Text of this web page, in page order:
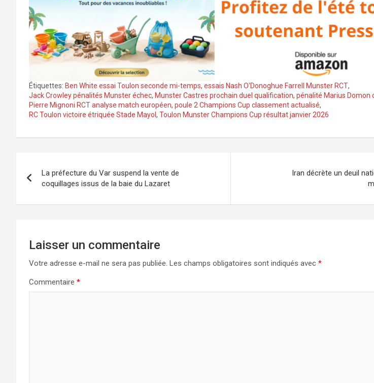
Étiquettes: Ben White essai Toulon seconde mi-temps, essais Nash O'Donoghue Farrell Munster RCT,
Jack Crowley pénalités Munster échec, Munster Castres prochain duel qualification, pénalité Marius Domon
Pierre Mignoni RCT analyse match européen, poule 2 Champions Cup classement actualisé,
RC Toulon victoire étriquée Stade Mayol , Toulon Munster Champions Cup résultat janvier 2026
de
l’article
La préfecture du Var suspend la vente de
coquillages issus de la baie du Lazaret
Iran décrète un deuil
Laisser un commentaire
Votre adresse e-mail ne sera pas publiée. Les champs obligatoires sont indiqués avec *
Commentaire *